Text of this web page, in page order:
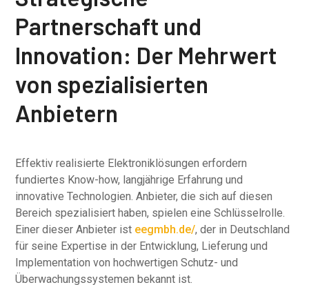
Partnerschaft und
Innovation: Der Mehrwert
von spezialisierten
Anbietern
Effektiv realisierte Elektroniklösungen erfordern
fundiertes Know-how, langjährige Erfahrung und
innovative Technologien. Anbieter, die sich auf diesen
Bereich spezialisiert haben, spielen eine Schlüsselrolle.
Einer dieser Anbieter ist eegmbh.de/, der in Deutschland
für seine Expertise in der Entwicklung, Lieferung und
Implementation von hochwertigen Schutz- und
Überwachungssystemen bekannt ist.